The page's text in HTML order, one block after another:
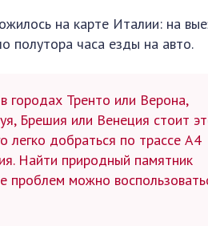
на карте Италии: на
полутора часа езды на авто.
городах Тренто или Верона,
Брешия или Венеция стоит
легко добраться по трассе А4
Найти природный памятник
проблем можно